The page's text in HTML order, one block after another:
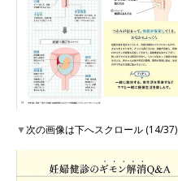
▼次の画像は下へスクロール (14/37)